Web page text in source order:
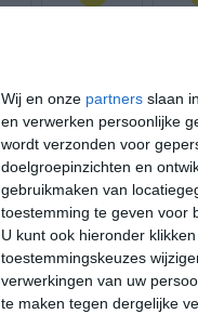
Wij en onze partners slaan
en verwerken persoonlijke
wordt verzonden voor
doelgroepinzichten en
gebruikmaken van
toestemming te geven voor
U kunt ook hieronder
toestemmingskeuzes
verwerkingen van uw
te maken tegen dergelijke
21:00 00:00
21:00 00:00
NNW 3 NNW 3